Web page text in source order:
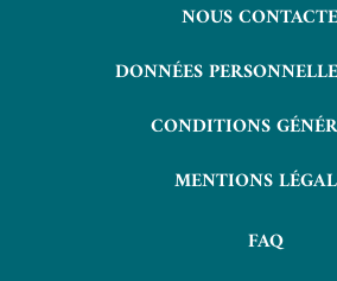
NOUS
DONNÉES
CONDITIONS
MENTIONS
FAQ